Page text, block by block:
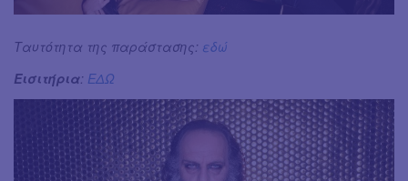
Ταυτότητα της παράστασης: εδώ
Εισιτήρια: ΕΔΩ